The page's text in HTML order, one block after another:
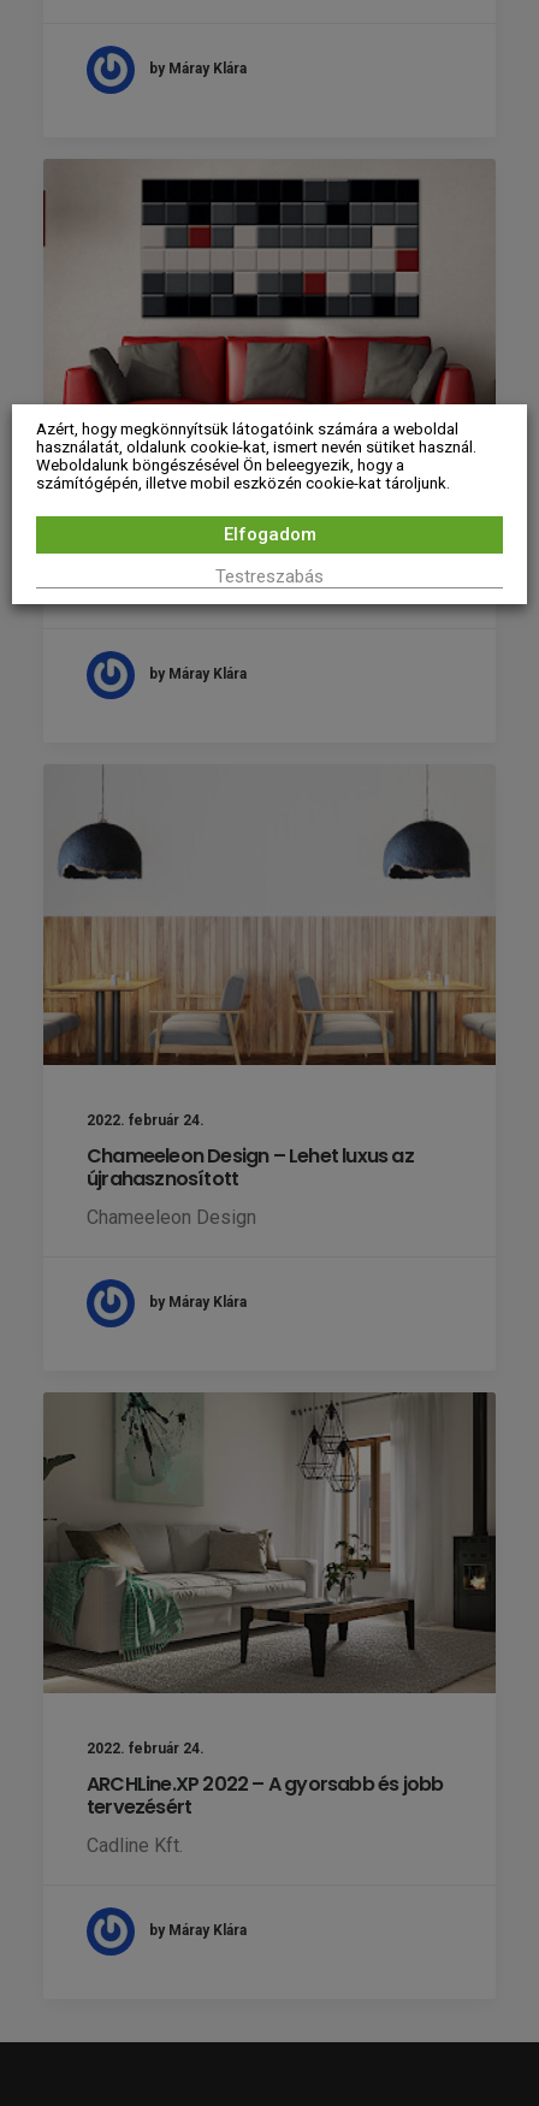
by Máray Klára
2022. február 24.
CreaWall – A falban rejlő kreativitás
CreaWall
by Máray Klára
2022. február 24.
Chameeleon Design – Lehet luxus az
újrahasznosított
Chameeleon Design
by Máray Klára
2022. február 24.
ARCHLine.XP 2022 – A gyorsabb és jobb
tervezésért
Cadline Kft.
by Máray Klára
Azért, hogy megkönnyítsük látogatóink számára a weboldal
használatát, oldalunk cookie-kat, ismert nevén sütiket használ.
Weboldalunk böngészésével Ön beleegyezik, hogy a
számítógépén, illetve mobil eszközén cookie-kat tároljunk.
Testreszabás
Elfogadom